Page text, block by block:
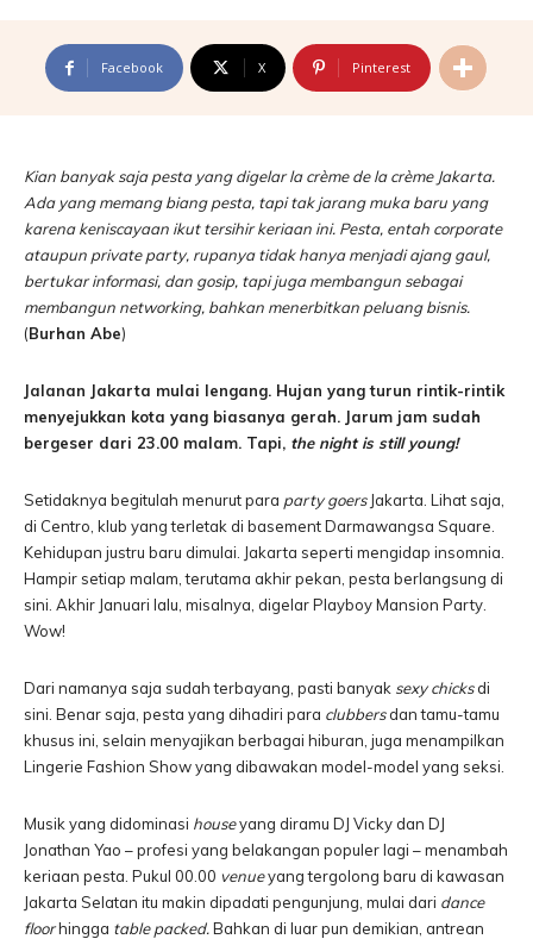
Facebook X Pinterest
Kian banyak saja pesta yang digelar la crème de la crème Jakarta.
Ada yang memang biang pesta, tapi tak jarang muka baru yang
karena keniscayaan ikut tersihir keriaan ini. Pesta, entah corporate
ataupun private party, rupanya tidak hanya menjadi ajang gaul,
bertukar informasi, dan gosip, tapi juga membangun sebagai
membangun networking, bahkan menerbitkan peluang bisnis.
(Burhan Abe)
Jalanan Jakarta mulai lengang. Hujan yang turun rintik-rintik
menyejukkan kota yang biasanya gerah. Jarum jam sudah
bergeser dari 23.00 malam. Tapi, the night is still young!
Setidaknya begitulah menurut para party goersJakarta. Lihat saja,
di Centro, klub yang terletak di basement Darmawangsa Square.
Kehidupan justru baru dimulai. Jakarta seperti mengidap insomnia.
Hampir setiap malam, terutama akhir pekan, pesta berlangsung di
sini. Akhir Januari lalu, misalnya, digelar Playboy Mansion Party.
Wow!
Dari namanya saja sudah terbayang, pasti banyak sexy chicksdi
sini. Benar saja, pesta yang dihadiri para clubbersdan tamu-tamu
khusus ini, selain menyajikan berbagai hiburan, juga menampilkan
Lingerie Fashion Show yang dibawakan model-model yang seksi.
Musik yang didominasi houseyang diramu DJ Vicky dan DJ
Jonathan Yao – profesi yang belakangan populer lagi – menambah
keriaan pesta. Pukul 00.00 venueyang tergolong baru di kawasan
Jakarta Selatan itu makin dipadati pengunjung, mulai dari dance
floorhingga table packed.Bahkan di luar pun demikian, antrean